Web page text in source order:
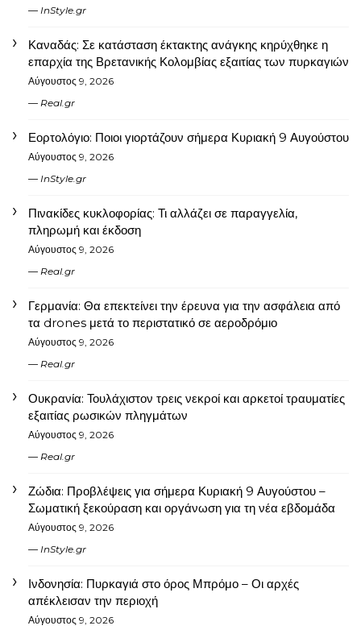
InStyle.gr
Καναδάς: Σε κατάσταση έκτακτης ανάγκης κηρύχθηκε η
επαρχία της Βρετανικής Κολομβίας εξαιτίας των πυρκαγιών
Αύγουστος 9, 2026
Real.gr
Εορτολόγιο: Ποιοι γιορτάζουν σήμερα Κυριακή 9 Αυγούστου
Αύγουστος 9, 2026
InStyle.gr
Πινακίδες κυκλοφορίας: Τι αλλάζει σε παραγγελία,
πληρωμή και έκδοση
Αύγουστος 9, 2026
Real.gr
Γερμανία: Θα επεκτείνει την έρευνα για την ασφάλεια από
τα drones μετά το περιστατικό σε αεροδρόμιο
Αύγουστος 9, 2026
Real.gr
Ουκρανία: Τουλάχιστον τρεις νεκροί και αρκετοί τραυματίες
εξαιτίας ρωσικών πληγμάτων
Αύγουστος 9, 2026
Real.gr
Ζώδια: Προβλέψεις για σήμερα Κυριακή 9 Αυγούστου –
Σωματική ξεκούραση και οργάνωση για τη νέα εβδομάδα
Αύγουστος 9, 2026
InStyle.gr
Ινδονησία: Πυρκαγιά στο όρος Μπρόμο – Οι αρχές
απέκλεισαν την περιοχή
Αύγουστος 9, 2026